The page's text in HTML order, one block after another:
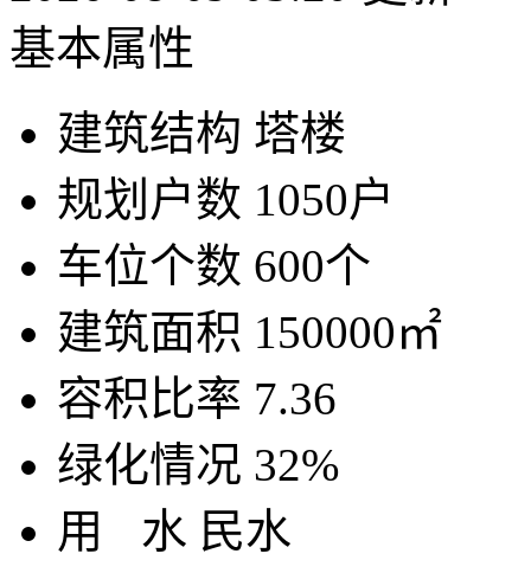
基本属性
建筑结构 塔楼
规划户数 1050户
车位个数 600个
建筑面积 150000㎡
容积比率 7.36
绿化情况 32%
用 水 民水